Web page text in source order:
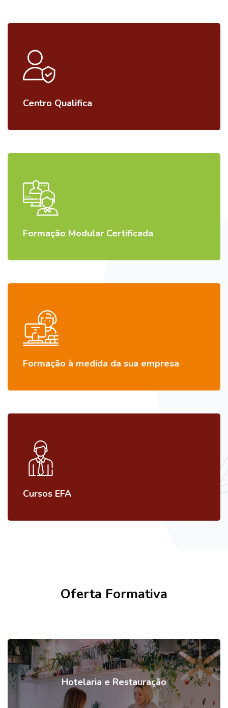
Centro Qualifica
Formação Modular Certificada
Formação à medida da sua empresa
Cursos EFA
Oferta Formativa
Hotelaria e Restauração